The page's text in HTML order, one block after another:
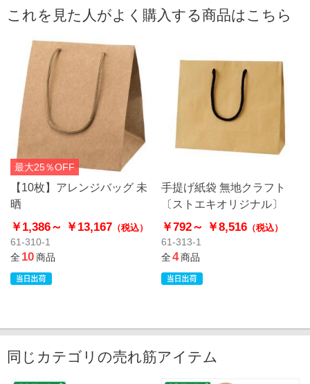
これを見た人がよく購入する商品はこちら
最大25％OFF
【10枚】アレンジバッグ 未
晒
￥1,386～ ￥13,167 （税込）
61-310-1
全10商品
手提げ紙袋 無地クラフト
〔ストエキオリジナル〕
￥792～ ￥8,516（税込）
61-313-1
全4商品
同じカテゴリの売れ筋アイテム